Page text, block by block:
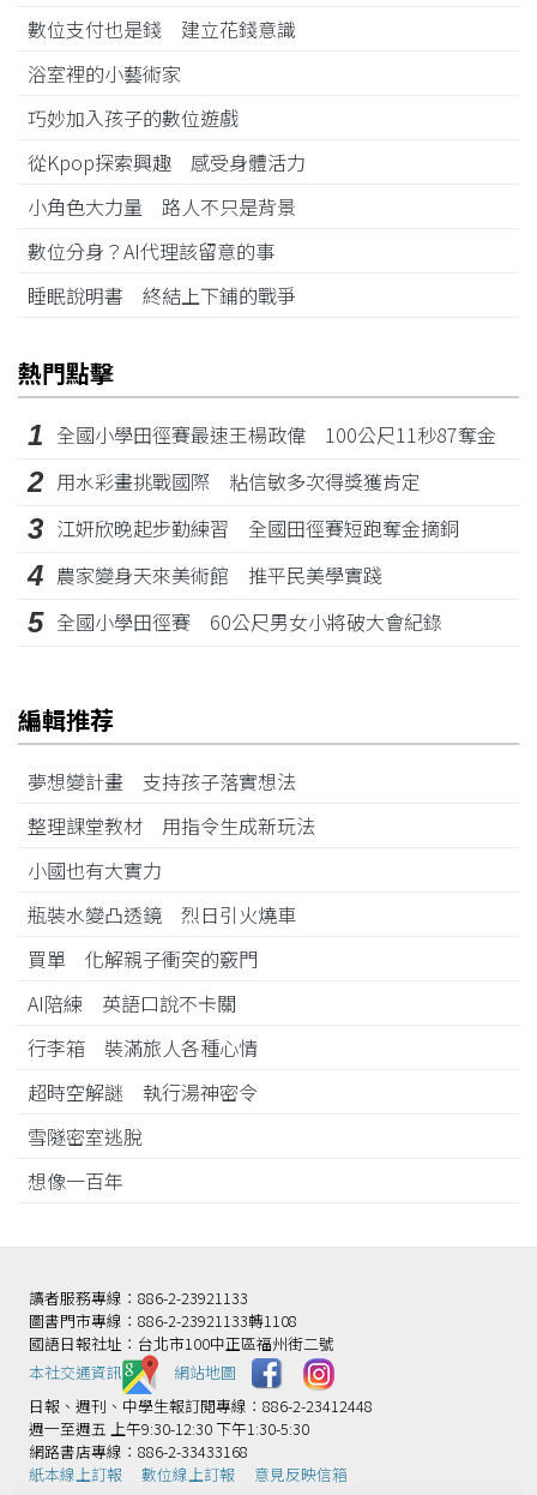
數位支付也是錢 建立花錢意識
浴室裡的小藝術家
巧妙加入孩子的數位遊戲
從Kpop探索興趣 感受身體活力
小角色大力量 路人不只是背景
數位分身？AI代理該留意的事
睡眠說明書 終結上下鋪的戰爭
熱門點擊
1 全國小學田徑賽最速王楊政偉 100公尺11秒87奪金
2 用水彩畫挑戰國際 粘信敏多次得獎獲肯定
3 江姸欣晚起步勤練習 全國田徑賽短跑奪金摘銅
4 農家變身天來美術館 推平民美學實踐
5 全國小學田徑賽 60公尺男女小將破大會紀錄
編輯推荐
夢想變計畫 支持孩子落實想法
整理課堂教材 用指令生成新玩法
小國也有大實力
瓶裝水變凸透鏡 烈日引火燒車
買單 化解親子衝突的竅門
AI陪練 英語口說不卡關
行李箱 裝滿旅人各種心情
超時空解謎 執行湯神密令
雪隧密室逃脫
想像一百年
讀者服務專線：886-2-23921133
圖書門市專線：886-2-23921133轉1108
國語日報社址：台北市100中正區福州街二號
本社交通資訊️
網站地圖
日報、週刊、中學生報訂閱專線：886-2-23412448
週一至週五 上午9:30-12:30 下午1:30-5:30
網路書店專線：886-2-33433168
紙本線上訂報
數位線上訂報 意見反映信箱